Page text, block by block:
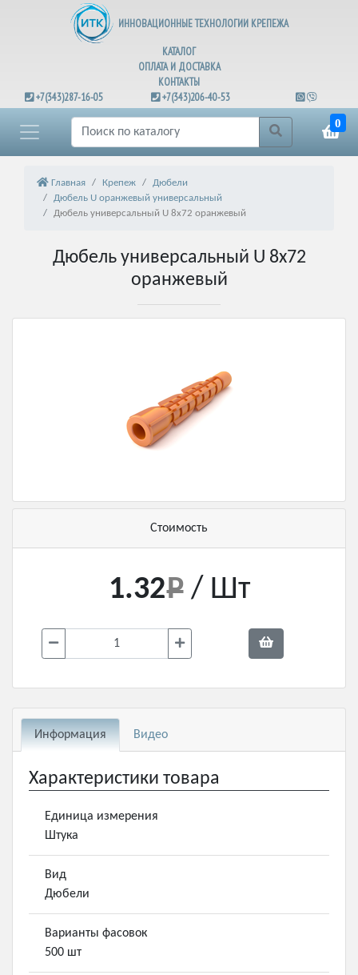
ИННОВАЦИОННЫЕ ТЕХНОЛОГИИ КРЕПЕЖА
КАТАЛОГ
ОПЛАТА И ДОСТАВКА
КОНТАКТЫ
+7(343)287-16-05
+7(343)206-40-53
0
Главная Крепеж
Дюбели
Дюбель U оранжевый универсальный
Дюбель универсальный U 8х72 оранжевый
Дюбель универсальный U 8х72
оранжевый
Стоимость
1.32 / Шт
Информация Видео
Характеристики товара
Единица измерения
Штука
Вид
Дюбели
Варианты фасовок
500 шт